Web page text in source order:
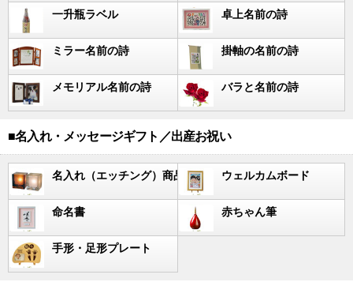
一升瓶ラベル 卓上名前の詩
ミラー名前の詩 掛軸の名前の詩
メモリアル名前の詩 バラと名前の詩
■名入れ・メッセージギフト／出産お祝い
名入れ（エッチング）商品 ウェルカムボード
命名書 赤ちゃん筆
手形・足形プレート